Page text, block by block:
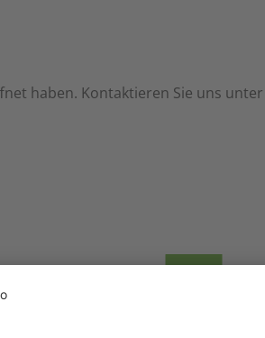
haben. Kontaktieren Sie uns